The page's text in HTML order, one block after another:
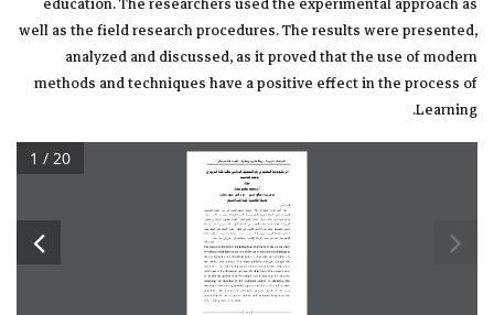
well as the field research procedures. The results were presented,
analyzed and discussed, as it proved that the use of modern
methods and techniques have a positive effect in the process of
Learning.
شـراقـات تنمــوية ... مجـلة صلــمية محكــمة ... العــدد التاسع صشر
283
اثر تكٌولوجيا التعلين في رفع التحصيل الدراسي لطلبة كلية التربية في
جاهعة القادسية
اعداد
أ.م محود جاسن جفات
م.م.بيداء صالح حسي
م.د أًس اسود شطب
جاهعة القادسية /كلية طب الاسٌاى
السدتخلص:
التعميؼ في تظؾيخ العسمية التخبؾية وتفعيل محاورىا الأساسية الستسثمة بالسجرس والظالب . أنبثقت
مذكمة الجراسة مؽ خلاؿ أحداس الباحثة بأىسية ادخاؿ التقشيات التعميسية الحجيثة في العسمية
التخبؾية اما اىجاؼ البحث فكانت التعخؼ عمى أفزمية الأسمؾب السدتخجـ في التعميؼ بؾاسظة
استخجمت الباحثة السشيج التجخيبي كحلػ اجخ اءات البحث السيجانية تؼ عخض وتحميل ومشاقذة
الشتائج حيث اثبتت باف استخجاـ الؾسائل والتقشيات
الحجيثة ليا اثخ ايجابي في عسل التعمؼ
The  research  introduction  highlighted  the  importance  of  the  current  study
by  trying  to  shed  light  on  the  role  of  the  use  of  educational  technology  in
the development of the educational process and activate the core themes
the
teacher and student. The study problem emerged through the
researchers'  sense  of  the  importance  of  introducing  modern  educational
techniques  in  the  educational process.  The  objectives  of  the  research  were
to  identify  the  preference  of  the  method  used  in  education,  by  using  the
technology of education in the traditional method of education.
The
researchers  used  the  experimental  approach  as  well  as  the  field  research
procedures.  The  results  were  presented,  analyzed  and  discussed,  as  it
proved  that  the use  of  modern  methods  and  techniques  have  a  positive
1 / 20